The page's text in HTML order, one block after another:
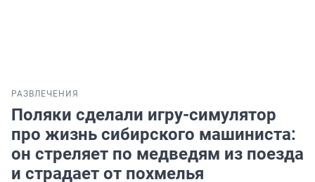
РАЗВЛЕЧЕНИЯ
Поляки сделали игру-симулятор
про жизнь сибирского машиниста:
он стреляет по медведям из поезда
и страдает от похмелья